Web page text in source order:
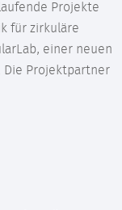
Projekte
für zirkuläre
einer neuen
Die Projektpartner